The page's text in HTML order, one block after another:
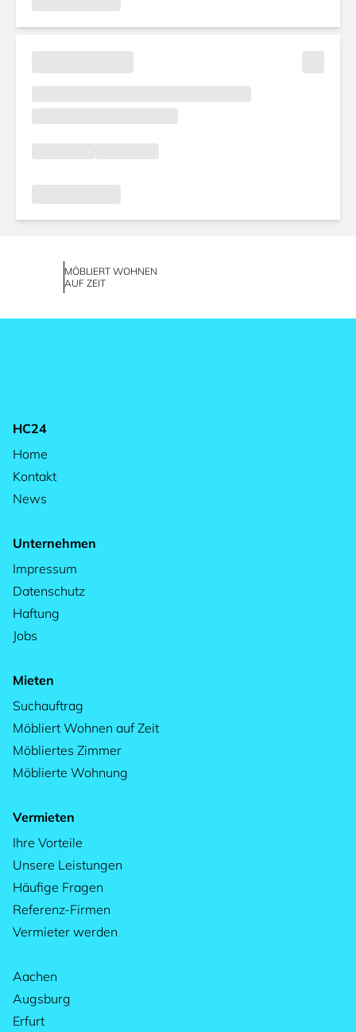
MÖBLIERT WOHNEN
AUF ZEIT
HC24
Home
Kontakt
News
Unternehmen
Impressum
Datenschutz
Haftung
Jobs
Mieten
Suchauftrag
Möbliert Wohnen auf Zeit
Möbliertes Zimmer
Möblierte Wohnung
Vermieten
Ihre Vorteile
Unsere Leistungen
Häufige Fragen
Referenz-Firmen
Vermieter werden
Aachen
Augsburg
Erfurt